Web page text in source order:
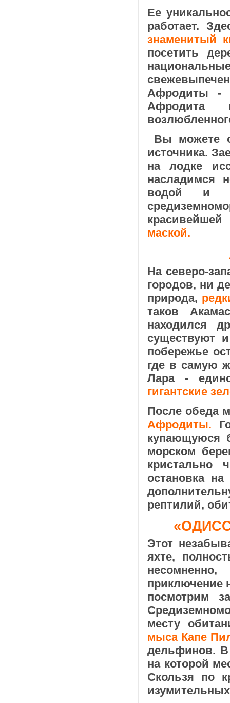
Ее
работает.
знаменитый
посетить
Афродиты -
Афродита
Вы можете
источника.
на лодке
насладимся
водой и
маской.
На северо-
городов, ни
природа,
таков
находился
существуют
побережье
где в самую
Лара -
гигантские
После обеда
Афродиты.
купающуюся
морском
кристально
остановка
рептилий,
Этот
яхте,
приключение
посмотрим
месту
мыса Капе
дельфинов.
на которой
Скользя по